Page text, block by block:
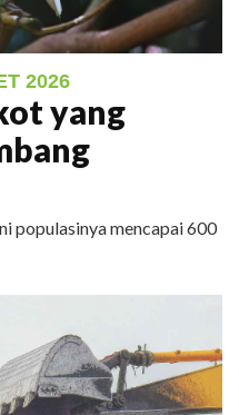
2026
yang
populasinya mencapai 600